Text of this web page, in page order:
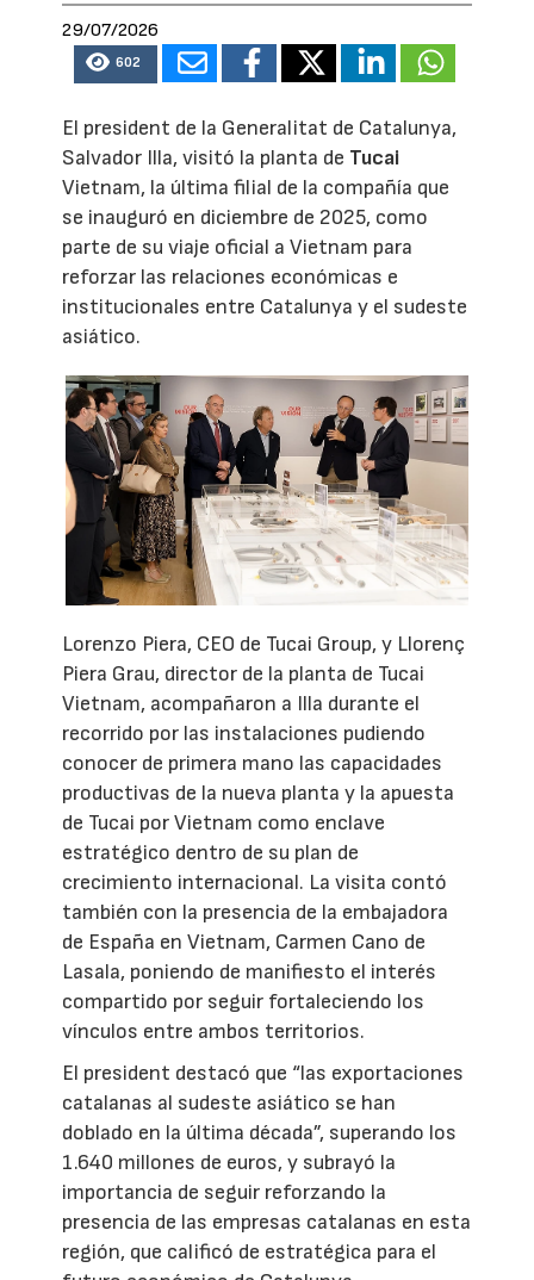
29/07/2026
602
El president de la Generalitat de Catalunya,
Salvador Illa, visitó la planta de Tucai
Vietnam, la última filial de la compañía que
se inauguró en diciembre de 2025, como
parte de su viaje oficial a Vietnam para
reforzar las relaciones económicas e
institucionales entre Catalunya y el sudeste
asiático.
Lorenzo Piera, CEO de Tucai Group, y Llorenç
Piera Grau, director de la planta de Tucai
Vietnam, acompañaron a Illa durante el
recorrido por las instalaciones pudiendo
conocer de primera mano las capacidades
productivas de la nueva planta y la apuesta
de Tucai por Vietnam como enclave
estratégico dentro de su plan de
crecimiento internacional. La visita contó
también con la presencia de la embajadora
de España en Vietnam, Carmen Cano de
Lasala, poniendo de manifiesto el interés
compartido por seguir fortaleciendo los
vínculos entre ambos territorios.
El president destacó que “las exportaciones
catalanas al sudeste asiático se han
doblado en la última década”, superando los
1.640 millones de euros, y subrayó la
importancia de seguir reforzando la
presencia de las empresas catalanas en esta
región, que calificó de estratégica para el